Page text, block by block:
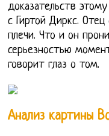
доказательств
с Гиртой Диркс.
плечи. Что и он
серьезностью
говорит глаз о том.
Анализ картины